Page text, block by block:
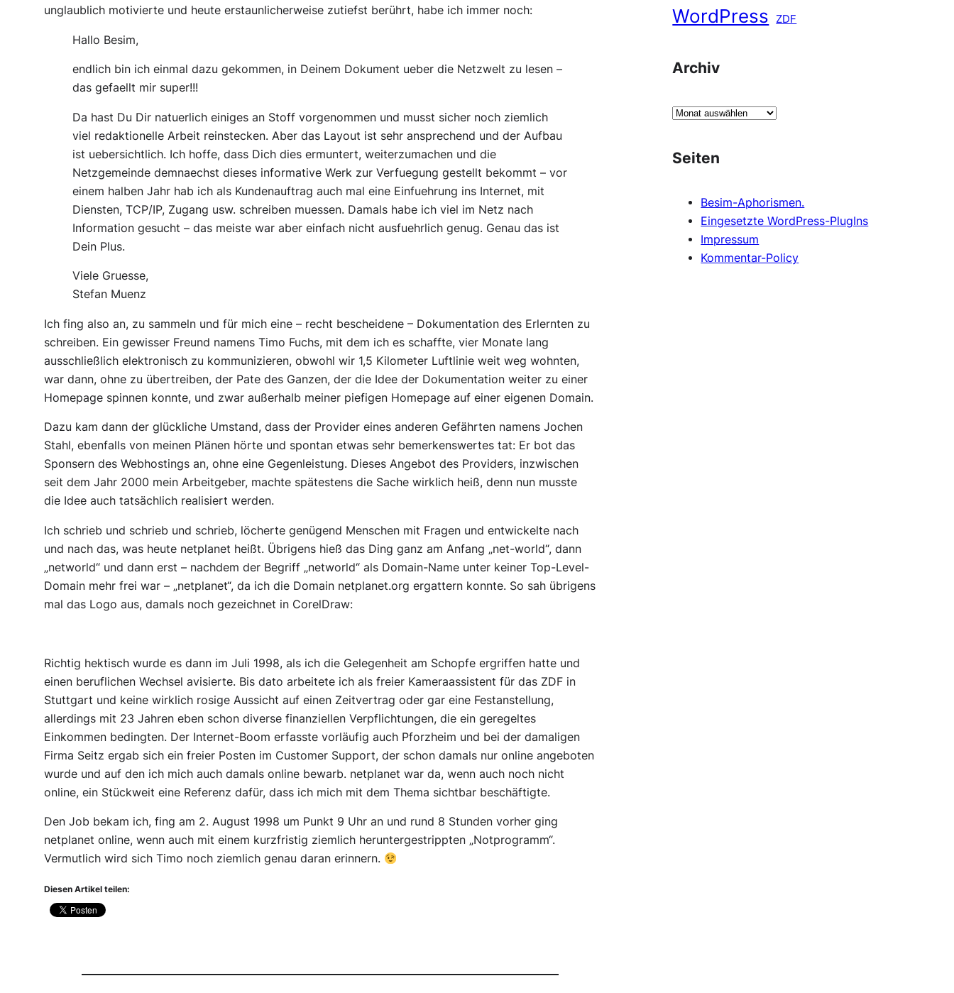
unglaublich motivierte und heute erstaunlicherweise zutiefst berührt, habe ich immer noch:
Hallo Besim,
endlich bin ich einmal dazu gekommen, in Deinem Dokument ueber die Netzwelt zu lesen –
das gefaellt mir super!!!
Da hast Du Dir natuerlich einiges an Stoff vorgenommen und musst sicher noch ziemlich
viel redaktionelle Arbeit reinstecken. Aber das Layout ist sehr ansprechend und der Aufbau
ist uebersichtlich. Ich hoffe, dass Dich dies ermuntert, weiterzumachen und die
Netzgemeinde demnaechst dieses informative Werk zur Verfuegung gestellt bekommt – vor
einem halben Jahr hab ich als Kundenauftrag auch mal eine Einfuehrung ins Internet, mit
Diensten, TCP/IP, Zugang usw. schreiben muessen. Damals habe ich viel im Netz nach
Information gesucht – das meiste war aber einfach nicht ausfuehrlich genug. Genau das ist
Dein Plus.
Viele Gruesse,
Stefan Muenz
Ich fing also an, zu sammeln und für mich eine – recht bescheidene – Dokumentation des Erlernten zu
schreiben. Ein gewisser Freund namens Timo Fuchs, mit dem ich es schaffte, vier Monate lang
ausschließlich elektronisch zu kommunizieren, obwohl wir 1,5 Kilometer Luftlinie weit weg wohnten,
war dann, ohne zu übertreiben, der Pate des Ganzen, der die Idee der Dokumentation weiter zu einer
Homepage spinnen konnte, und zwar außerhalb meiner piefigen Homepage auf einer eigenen Domain.
Dazu kam dann der glückliche Umstand, dass der Provider eines anderen Gefährten namens Jochen
Stahl, ebenfalls von meinen Plänen hörte und spontan etwas sehr bemerkenswertes tat: Er bot das
Sponsern des Webhostings an, ohne eine Gegenleistung. Dieses Angebot des Providers, inzwischen
seit dem Jahr 2000 mein Arbeitgeber, machte spätestens die Sache wirklich heiß, denn nun musste
die Idee auch tatsächlich realisiert werden.
Ich schrieb und schrieb und schrieb, löcherte genügend Menschen mit Fragen und entwickelte nach
und nach das, was heute netplanet heißt. Übrigens hieß das Ding ganz am Anfang „net-world“, dann
„networld“ und dann erst – nachdem der Begriff „networld“ als Domain-Name unter keiner Top-Level-
Domain mehr frei war – „netplanet“, da ich die Domain netplanet.org ergattern konnte. So sah übrigens
mal das Logo aus, damals noch gezeichnet in CorelDraw:
Richtig hektisch wurde es dann im Juli 1998, als ich die Gelegenheit am Schopfe ergriffen hatte und
einen beruflichen Wechsel avisierte. Bis dato arbeitete ich als freier Kameraassistent für das ZDF in
Stuttgart und keine wirklich rosige Aussicht auf einen Zeitvertrag oder gar eine Festanstellung,
allerdings mit 23 Jahren eben schon diverse finanziellen Verpflichtungen, die ein geregeltes
Einkommen bedingten. Der Internet-Boom erfasste vorläufig auch Pforzheim und bei der damaligen
Firma Seitz ergab sich ein freier Posten im Customer Support, der schon damals nur online angeboten
wurde und auf den ich mich auch damals online bewarb. netplanet war da, wenn auch noch nicht
online, ein Stückweit eine Referenz dafür, dass ich mich mit dem Thema sichtbar beschäftigte.
Den Job bekam ich, fing am 2. August 1998 um Punkt 9 Uhr an und rund 8 Stunden vorher ging
netplanet online, wenn auch mit einem kurzfristig ziemlich heruntergestrippten „Notprogramm“.
Vermutlich wird sich Timo noch ziemlich genau daran erinnern.
Diesen Artikel teilen:
WordPress ZDF
Archiv
A
h
Seiten
Besim-Aphorismen.
Eingesetzte WordPress-PlugIns
Impressum
Kommentar-Policy